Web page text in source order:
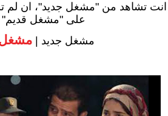
انت تشاهد من "مشغل جديد"، ان لم
على "مشغل قديم"
مشغل جديد | مشغل